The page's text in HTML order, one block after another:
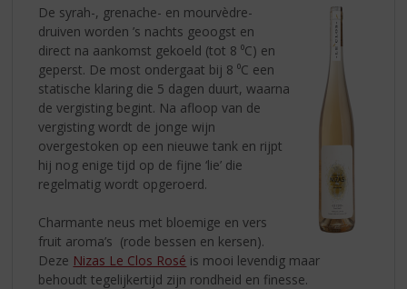
De syrah-, grenache- en mourvèdre-
druiven worden ’s nachts geoogst en
direct na aankomst gekoeld (tot 8 ⁰C) en
geperst. De most ondergaat bij 8 ⁰C een
statische klaring die 5 dagen duurt, waarna
de vergisting begint. Na afloop van de
vergisting wordt de jonge wijn
overgestoken op een nieuwe tank en rijpt
hij nog enige tijd op de fijne ‘lie’ die
regelmatig wordt opgeroerd.
Charmante neus met bloemige en vers
fruit aroma’s (rode bessen en kersen).
Deze Nizas Le Clos Rosé is mooi levendig maar
behoudt tegelijkertijd zijn rondheid en finesse.